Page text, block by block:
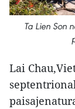
Ta Lien Son
Lai